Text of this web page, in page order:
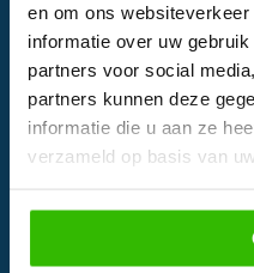
en om ons
informatie over uw
partners voor social
partners kunnen deze
informatie die u aan ze
verzameld op basis van
Kalender
Bedrijven
Impressie
Weddingplanner